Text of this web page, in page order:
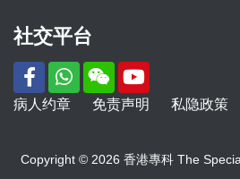
社交平台
病人约章 免责声明 私隐政策
Copyright © 2026 香港專科 The